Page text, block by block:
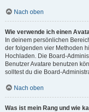
Nach oben
Wie verwende ich einen
In deinem persönlichen
der folgenden vier Methoden
Hochladen. Die Board-
Benutzer Avatare benutzen
solltest du die Board-
Nach oben
Was ist mein Rang und wie